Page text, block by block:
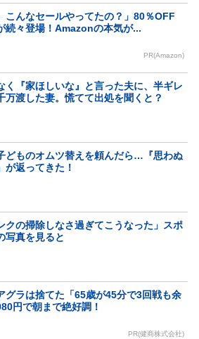
こんなセールやってたの？」80％OFF
続々登場！Amazonの本気が...
PR(Amazon)
く『家ほしいな』と言った夫に、半ギレ
万渡した妻。慌てて出処を聞くと？
どものオムツ替えを頼んだら…『思わぬ
が返ってきた！
クの掃除しなさ過ぎてこうなった」スポ
写真を見ると
グラは捨てた「65歳が45分で3回戦も余
円で朝まで絶好調！
PR(健商株式会社)